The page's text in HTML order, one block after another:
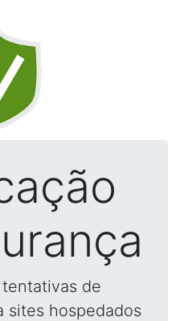
de
sites hospedados